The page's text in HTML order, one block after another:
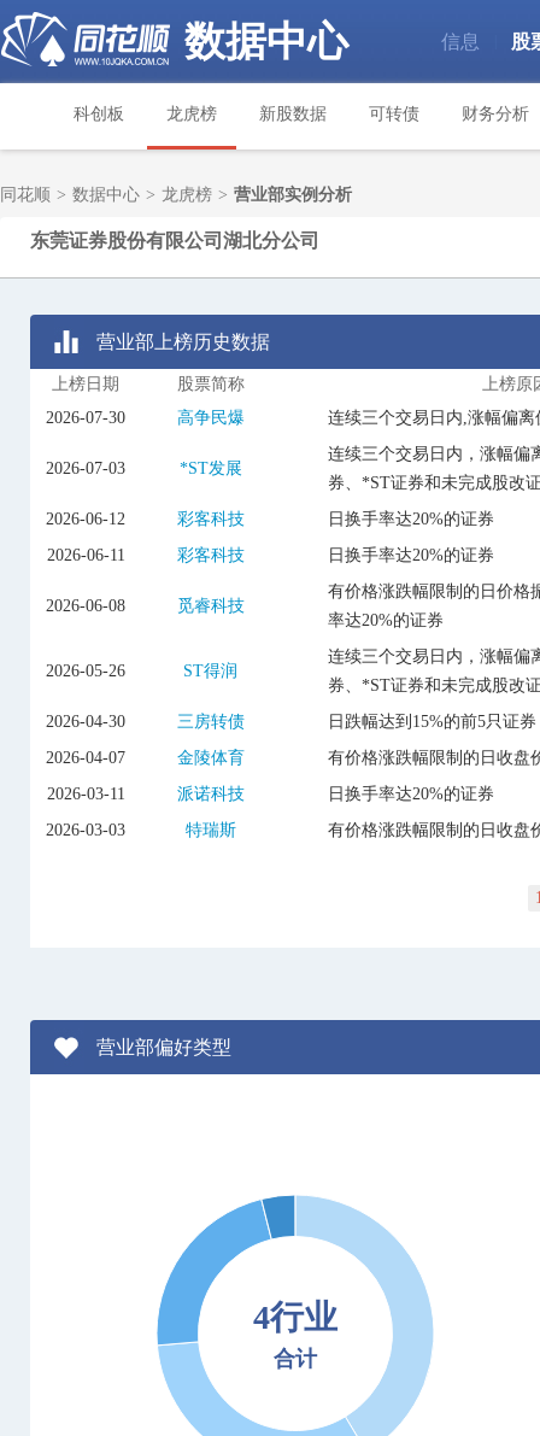
数据中心 信息 股
科创板 龙虎榜 新股数据 可转债 财务分析
同花顺 > 数据中心 > 龙虎榜 > 营业部实例分析
东莞证券股份有限公司湖北分公司
营业部上榜历史数据
上榜日期 股票简称
上榜原
2026-07-30
高争民爆 连续三个交易日内,涨幅偏离
2026-07-03 *ST发展
连续三个交易日内，涨幅偏
券、*ST证券和未完成股改
2026-06-12
彩客科技
日换手率达20%的证券
2026-06-11
彩客科技 日换手率达20%的证券
2026-06-08 觅睿科技
有价格涨跌幅限制的日价格
率达20%的证券
2026-05-26 ST得润
连续三个交易日内，涨幅偏
券、*ST证券和未完成股改
2026-04-30
三房转债
日跌幅达到15%的前5只证券
2026-04-07
金陵体育
有价格涨跌幅限制的日收盘
2026-03-11
派诺科技
日换手率达20%的证券
2026-03-03
特瑞斯 有价格涨跌幅限制的日收盘
营业部偏好类型
4行业
合计